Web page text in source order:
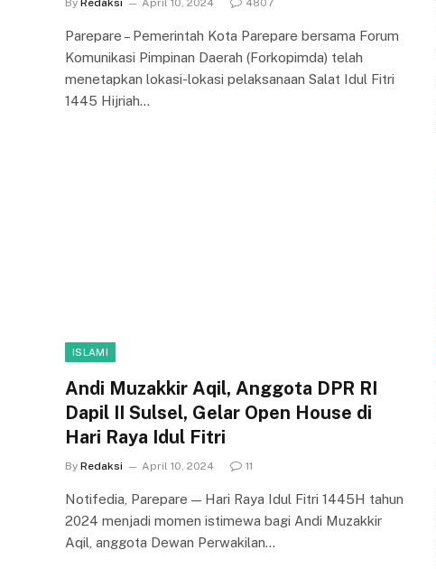
Parepare – Pemerintah Kota Parepare bersama Forum
Komunikasi Pimpinan Daerah (Forkopimda) telah
menetapkan lokasi-lokasi pelaksanaan Salat Idul Fitri
1445 Hijriah…
ISLAMI
Andi Muzakkir Aqil, Anggota DPR RI
Dapil II Sulsel, Gelar Open House di
Hari Raya Idul Fitri
By Redaksi April 10, 2024 11
Notifedia, Parepare — Hari Raya Idul Fitri 1445H tahun
2024 menjadi momen istimewa bagi Andi Muzakkir
Aqil, anggota Dewan Perwakilan…